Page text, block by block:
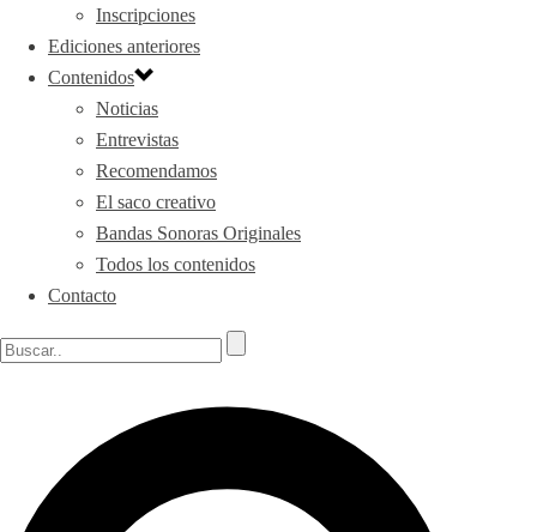
Inscripciones
Ediciones anteriores
Contenidos
Noticias
Entrevistas
Recomendamos
El saco creativo
Bandas Sonoras Originales
Todos los contenidos
Contacto